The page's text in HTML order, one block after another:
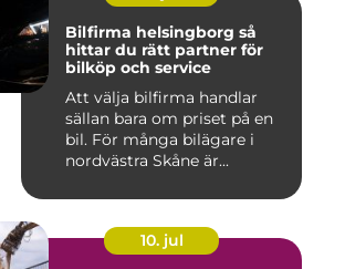
Bilfirma helsingborg så
hittar du rätt partner för
bilköp och service
Att välja bilfirma handlar
sällan bara om priset på en
bil. För många bilägare i
nordvästra Skåne är...
10. jul